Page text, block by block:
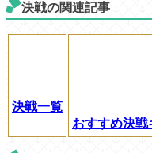
決戦の関連記事
決戦一覧
おすすめ決戦